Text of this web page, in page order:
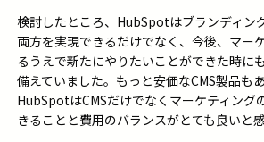
検討したところ、 HubSpotはブランディン
両方を実現できるだけでなく、今後、マー
るうえで新たにやりたいことができた時に
備えていました。もっと安価なCMS製品も
HubSpotはCMSだけでなくマーケティング
きることと費用のバランスがとても良いと